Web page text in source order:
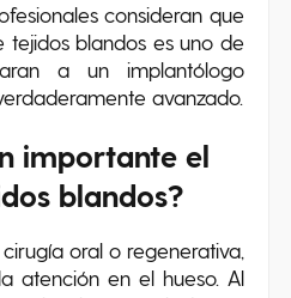
consideran que
blandos es uno de
a un implantólogo
avanzado.
importante el
blandos?
oral o regenerativa,
atención en el hueso. Al